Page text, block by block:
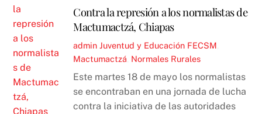
Contra la represión a los normalistas de
Mactumactzá, Chiapas
admin Juventud y Educación FECSM
Mactumactzá Normales Rurales
Este martes 18 de mayo los normalistas
se encontraban en una jornada de lucha
contra la iniciativa de las autoridades